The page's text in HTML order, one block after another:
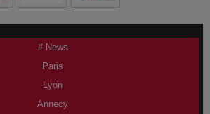
# News
Paris
Lyon
Annecy